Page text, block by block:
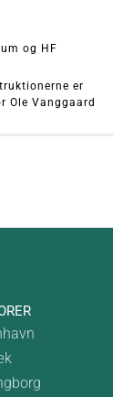
og HF
er
Ole Vanggaard